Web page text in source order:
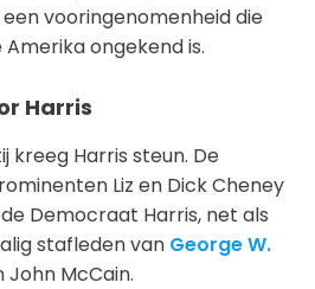
vooringenomenheid die
ongekend is.
Harris
kreeg Harris steun. De
Liz en Dick Cheney
Democraat Harris, net als
stafleden van George W.
John McCain.